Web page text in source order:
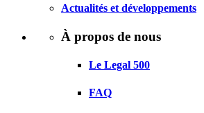
Actualités et développements
À propos de nous
Le Legal 500
FAQ